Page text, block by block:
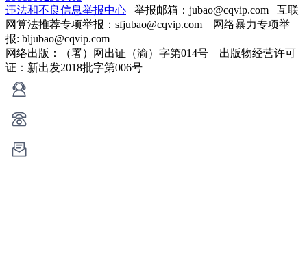
违法和不良信息举报中心 举报邮箱：jubao@cqvip.com 互联
网算法推荐专项举报：sfjubao@cqvip.com 网络暴力专项举
报: bljubao@cqvip.com
网络出版：（署）网出证（渝）字第014号 出版物经营许可
证：新出发2018批字第006号